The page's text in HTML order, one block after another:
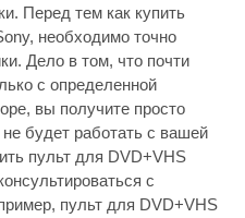
Перед тем как купить
необходимо точно
Дело в том, что почти
с определенной
вы получите просто
не будет работать с вашей
пульт для DVD+VHS
с
пульт для DVD+VHS